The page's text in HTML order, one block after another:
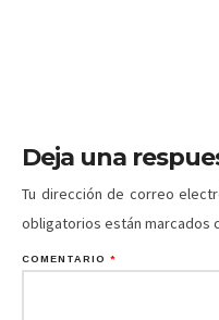
Deja una
Tu dirección de correo
obligatorios están marcados
COMENTARIO *